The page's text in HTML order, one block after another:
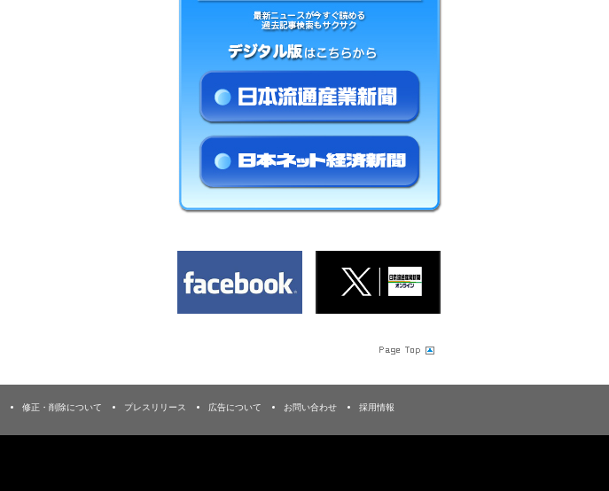
修正・削除について プレスリリース 広告について お問い合わせ 採用情報